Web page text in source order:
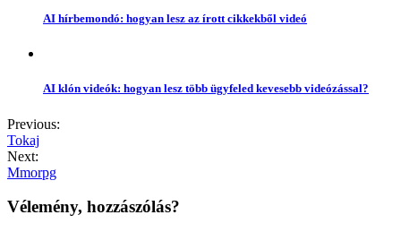
AI hírbemondó: hogyan lesz az írott cikkekből videó
AI klón videók: hogyan lesz több ügyfeled kevesebb videózással?
Previous:
Tokaj
Next:
Mmorpg
Vélemény, hozzászólás?